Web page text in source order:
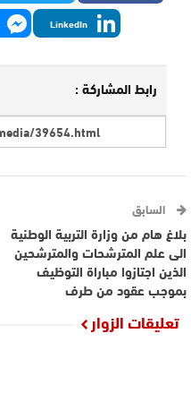
LinkedIn
رابط المشاركة :
السابق
بلاغ هام من وزارة التربية الوطنية
الى علم المترشحات والمترشحين
الذين اجتازوا مباراة التوظيف
بموجب عقود من طرف
تعليقات الزوار